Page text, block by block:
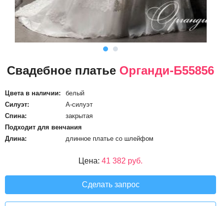
Свадебное платье Органди-Б55856
Цвета в наличии:
белый
Силуэт:
А-силуэт
Спина:
закрытая
Подходит для венчания
Длина:
длинное платье со шлейфом
Цена: 41 382 руб.
Сделать запрос